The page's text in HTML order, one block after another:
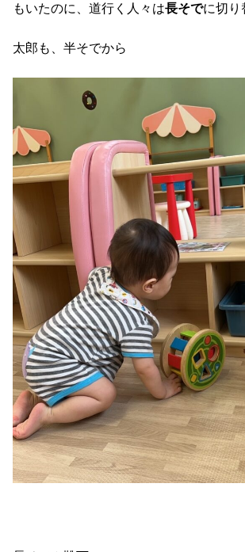
もいたのに、道行く人々は長そでに切り
太郎も、半そでから